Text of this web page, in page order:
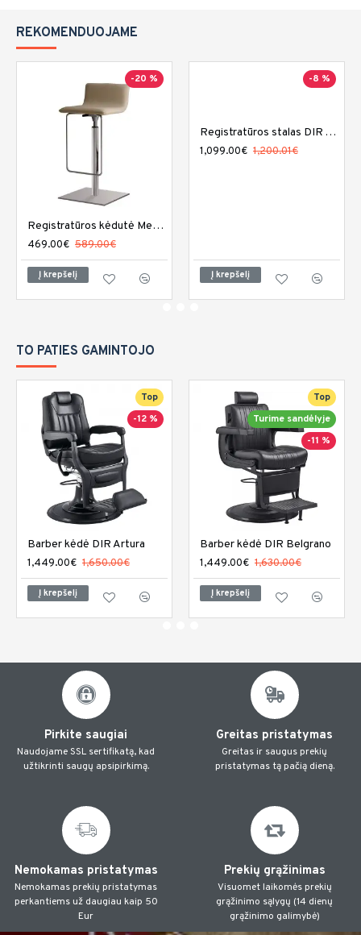
REKOMENDUOJAME
-20 %
Registratūros kėdutė Medical and Beauty Divine Reception
469.00€ 589.00€
Į krepšelį
-8 %
Registratūros stalas DIR Acquario su LED apšvietimu
1,099.00€ 1,200.01€
Į krepšelį
TO PATIES GAMINTOJO
Top
-12 %
Barber kėdė DIR Artura
1,449.00€ 1,650.00€
Į krepšelį
Top
Turime sandėlyje
-11 %
Barber kėdė DIR Belgrano
1,449.00€ 1,630.00€
Į krepšelį
Pirkite saugiai
Naudojame SSL sertifikatą, kad
užtikrinti saugų apsipirkimą.
Greitas pristatymas
Greitas ir saugus prekių
pristatymas tą pačią dieną.
Nemokamas pristatymas
Nemokamas prekių pristatymas
perkantiems už daugiau kaip 50
Eur
Prekių grąžinimas
Visuomet laikomės prekių
grąžinimo sąlygų (14 dienų
grąžinimo galimybė)